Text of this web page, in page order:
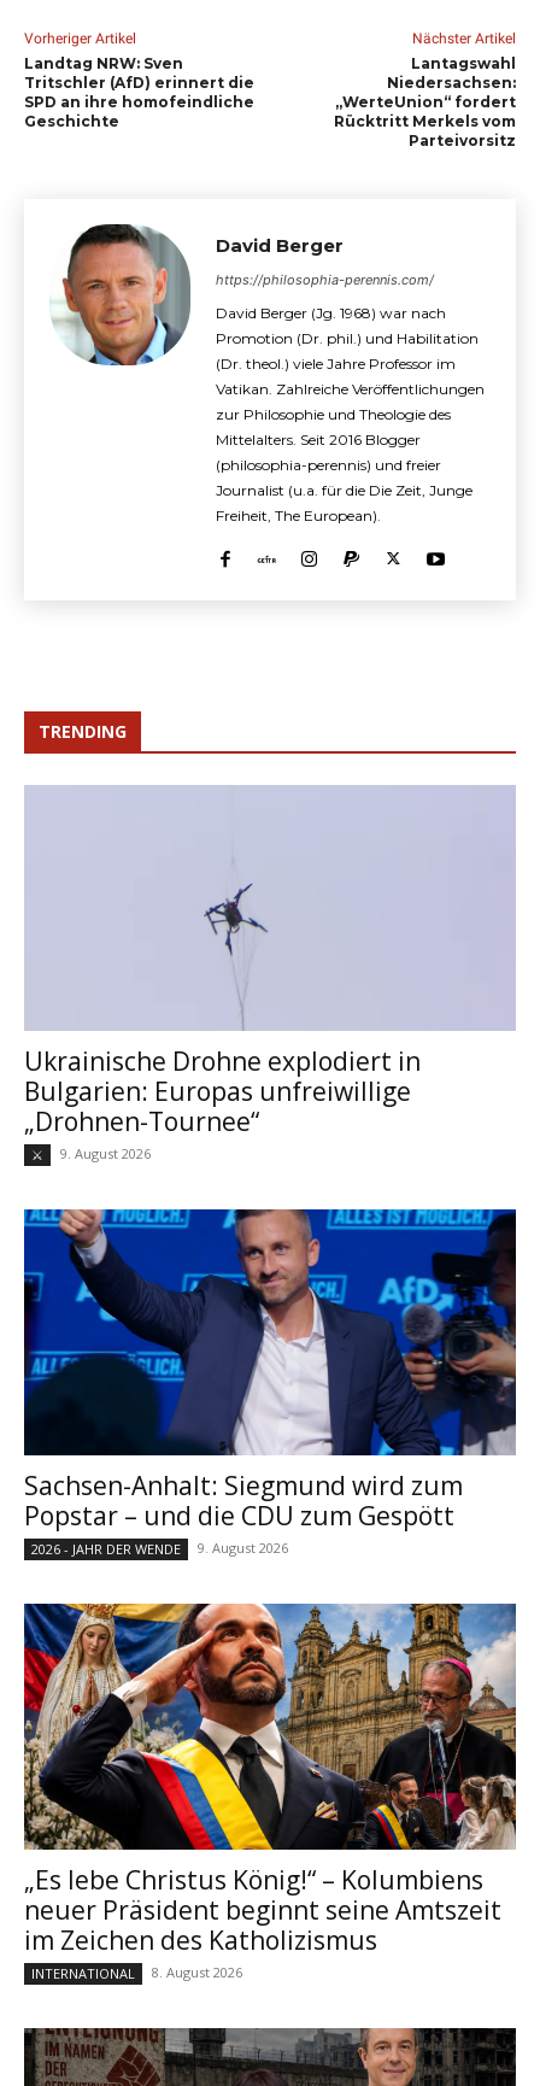
Vorheriger Artikel
Landtag NRW: Sven
Tritschler (AfD) erinnert die
SPD an ihre homofeindliche
Geschichte
Nächster Artikel
Lantagswahl
Niedersachsen:
„WerteUnion“ fordert
Rücktritt Merkels vom
Parteivorsitz
David Berger
https://philosophia-perennis.com/
David Berger (Jg. 1968) war nach
Promotion (Dr. phil.) und Habilitation
(Dr. theol.) viele Jahre Professor im
Vatikan. Zahlreiche Veröffentlichungen
zur Philosophie und Theologie des
Mittelalters. Seit 2016 Blogger
(philosophia-perennis) und freier
Journalist (u.a. für die Die Zeit, Junge
Freiheit, The European).
TRENDING
Ukrainische Drohne explodiert in
Bulgarien: Europas unfreiwillige
„Drohnen-Tournee“
⚔ 9. August 2026
Sachsen-Anhalt: Siegmund wird zum
Popstar – und die CDU zum Gespött
2026 - JAHR DER WENDE 9. August 2026
„Es lebe Christus König!“ – Kolumbiens
neuer Präsident beginnt seine Amtszeit
im Zeichen des Katholizismus
INTERNATIONAL 8. August 2026